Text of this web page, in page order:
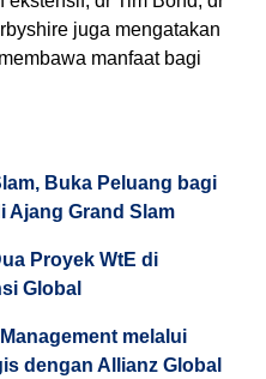
juga mengatakan
manfaat bagi
Buka Peluang bagi
Ajang Grand Slam
Proyek WtE di
Global
melalui
dengan Allianz Global